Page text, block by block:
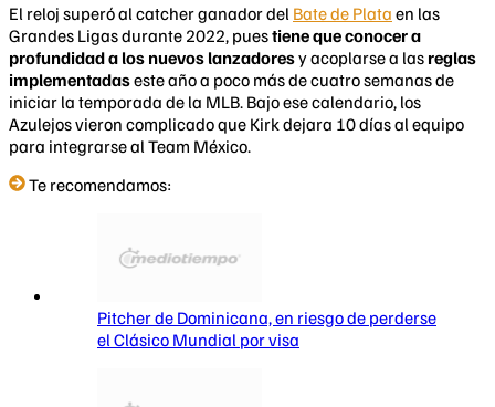
El reloj superó al catcher ganador del Bate de Plata en las
Grandes Ligas durante 2022, puestiene que conocer a
profundidad a los nuevos lanzadoresy acoplarse a las reglas
implementadaseste año a poco más de cuatro semanas de
iniciar la temporada de la MLB. Bajo ese calendario, los
Azulejos vieron complicado que Kirk dejara 10 días al equipo
para integrarse al Team México.
Te recomendamos:
Pitcher de Dominicana, en riesgo de perderse
el Clásico Mundial por visa